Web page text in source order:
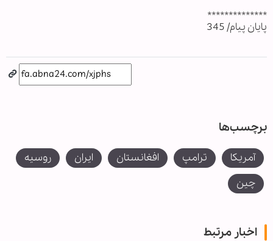
**************
پایان پیام/ 345
برچسب‌ها
آمریکا ترامپ افغانستان ایران
روسیه
چین
اخبار مرتبط